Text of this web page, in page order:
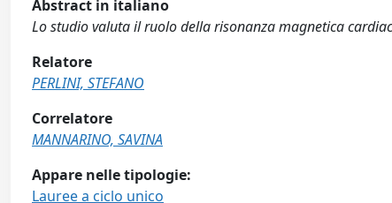
Abstract in italiano
Lo studio valuta il ruolo della risonanza magnetica
Relatore
PERLINI, STEFANO
Correlatore
MANNARINO, SAVINA
Appare nelle tipologie:
Lauree a ciclo unico